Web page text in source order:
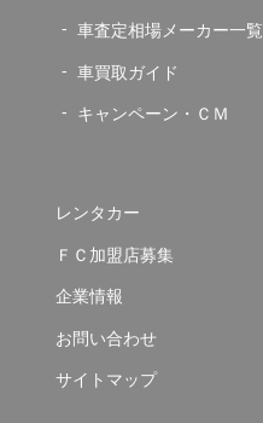
車査定相場メーカー一覧
車買取ガイド
キャンペーン・ＣＭ
レンタカー
ＦＣ加盟店募集
企業情報
お問い合わせ
サイトマップ